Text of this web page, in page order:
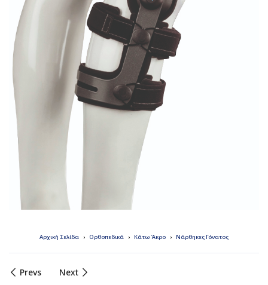
Αρχική Σελίδα Ορθοπεδικά Κάτω Άκρο Νάρθηκες Γόνατος
Prevs Next